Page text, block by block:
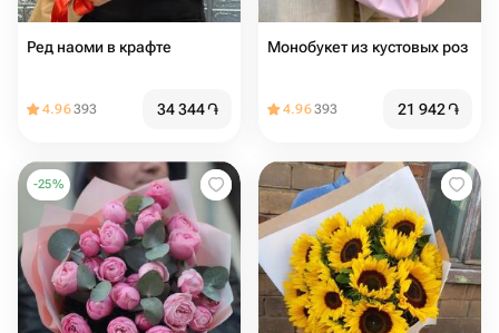
Ред наоми в крафте
4.96393 34 344֏
Монобукет из кустовых роз
4.96393 21 942֏
-25%